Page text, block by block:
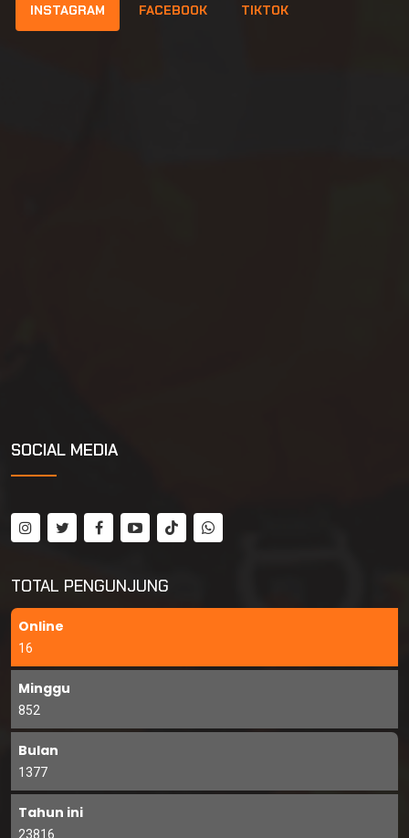
INSTAGRAM FACEBOOK TIKTOK
SOCIAL MEDIA
TOTAL PENGUNJUNG
Online
16
Minggu
852
Bulan
1377
Tahun ini
23816